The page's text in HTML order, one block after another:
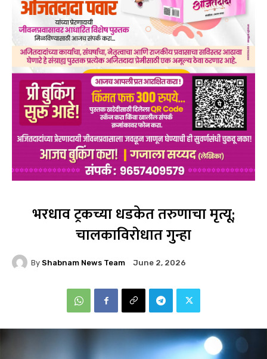
भरधाव ट्रकच्या धडकेत तरुणाचा मृत्यू;
चालकाविरोधात गुन्हा
By Shabnam News Team June 2, 2026